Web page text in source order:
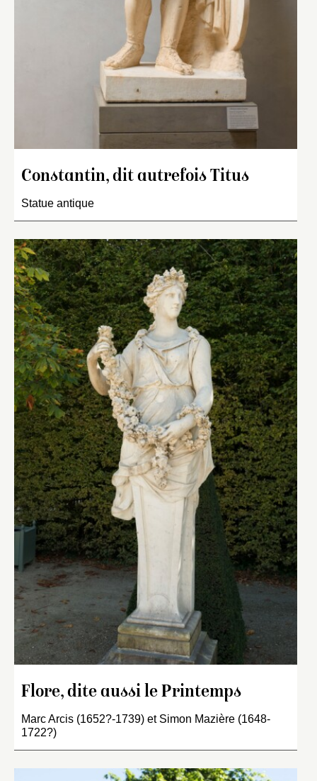
Constantin, dit autrefois Titus
Statue antique
Flore, dite aussi le Printemps
Marc Arcis (1652?-1739) et Simon Mazière (1648-
1722?)